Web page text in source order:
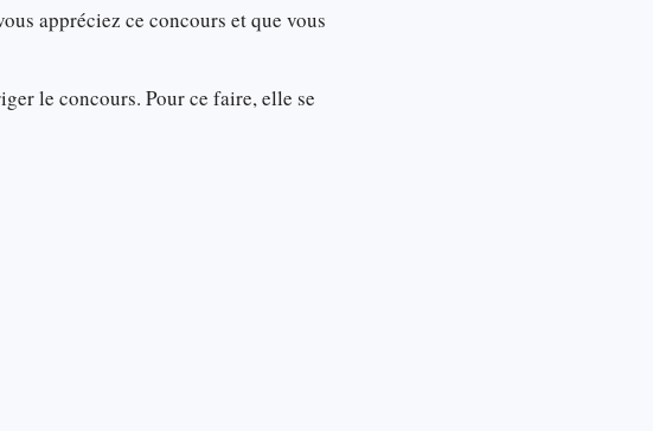
appréciez ce concours et que vous
le concours. Pour ce faire, elle se